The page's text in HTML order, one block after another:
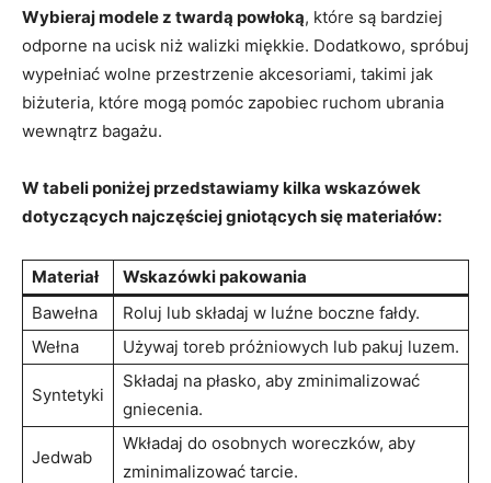
Wybieraj ⁣modele z twardą powłoką,‍ które są ‌bardziej
odporne na ucisk niż ​walizki miękkie. Dodatkowo, spróbuj
⁢wypełniać wolne przestrzenie ​akcesoriami, ⁣takimi ​jak
biżuteria, które ⁢mogą⁤ pomóc⁤ zapobiec‍ ruchom ubrania
wewnątrz bagażu.
W tabeli‍ poniżej przedstawiamy‍ kilka wskazówek
dotyczących najczęściej gniotących‍ się materiałów:
Materiał
Wskazówki pakowania
Bawełna
Roluj lub składaj w luźne boczne fałdy.
Wełna
Używaj⁢ toreb próżniowych lub pakuj ⁢luzem.
Syntetyki
Składaj‌ na płasko,⁣ aby zminimalizować
gniecenia.
Jedwab
Wkładaj do osobnych ‌woreczków, aby
zminimalizować tarcie.